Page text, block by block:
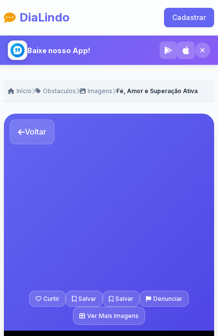
DiaLindo Cadastrar
Baixe nosso App!
Início Obstaculos Imagens Fé, Amor e Superação Ativa
Voltar
Curtir Salvar Salvar Denunciar
Ver Mais Imagens